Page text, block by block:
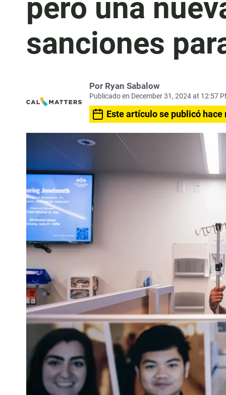
pero una
sanciones
Por Ryan Sabalow
Publicado en December 31, 2024 at 12:57
Este artículo se publicó hace